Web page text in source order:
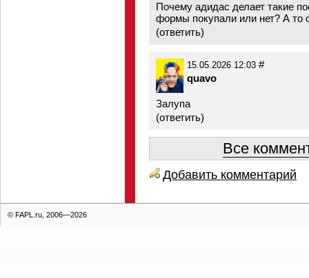
Почему адидас делает такие
формы покупали или нет? А то
(ответить)
15.05.2026 12:03 #
quavo
Залупа
(ответить)
Все
Добавить комментарий
© FAPL.ru, 2006—2026